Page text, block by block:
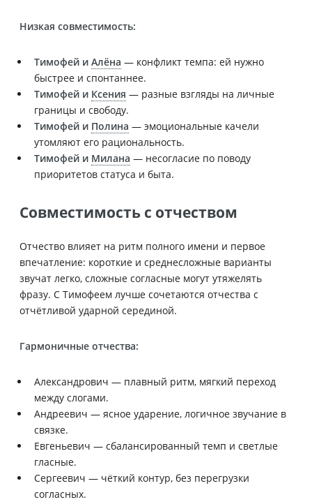
Низкая совместимость:
Тимофей и Алёна — конфликт темпа: ей нужно
быстрее и спонтаннее.
Тимофей и Ксения — разные взгляды на личные
границы и свободу.
Тимофей и Полина — эмоциональные качели
утомляют его рациональность.
Тимофей и Милана — несогласие по поводу
приоритетов статуса и быта.
Совместимость с отчеством
Отчество влияет на ритм полного имени и первое
впечатление: короткие и среднесложные варианты
звучат легко, сложные согласные могут утяжелять
фразу. С Тимофеем лучше сочетаются отчества с
отчётливой ударной серединой.
Гармоничные отчества:
Александрович — плавный ритм, мягкий переход
между слогами.
Андреевич — ясное ударение, логичное звучание в
связке.
Евгеньевич — сбалансированный темп и светлые
гласные.
Сергеевич — чёткий контур, без перегрузки
согласных.